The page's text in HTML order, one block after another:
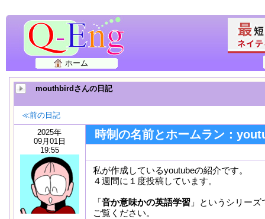
ホーム
mouthbirdさんの日記
≪前の日記
2025年
09月01日
19:55
時制の名前とホームラン：
私が作成しているyoutubeの紹介です。
４週間に１度投稿しています。
「音か意味かの英語学習」というシリーズ
ご覧ください。